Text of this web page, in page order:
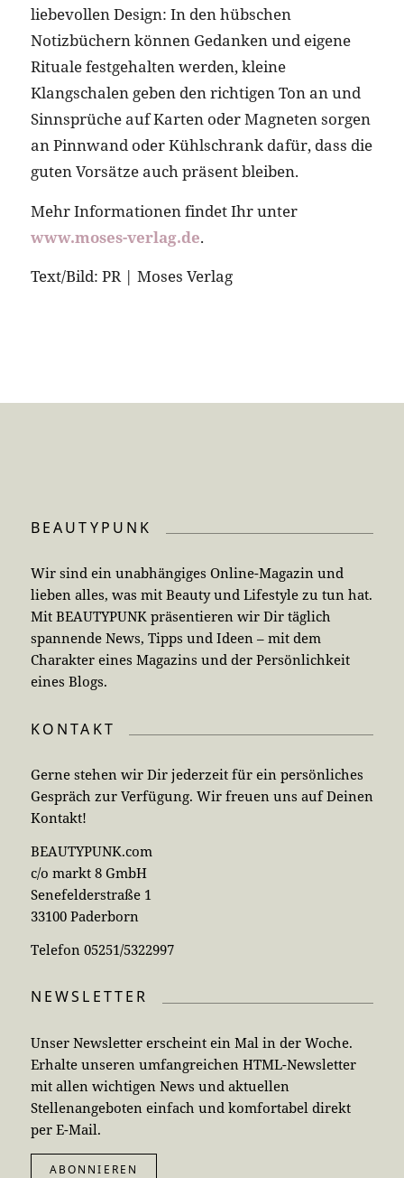
liebevollen Design: In den hübschen
Notizbüchern können Gedanken und eigene
Rituale festgehalten werden, kleine
Klangschalen geben den richtigen Ton an und
Sinnsprüche auf Karten oder Magneten sorgen
an Pinnwand oder Kühlschrank dafür, dass die
guten Vorsätze auch präsent bleiben.
Mehr Informationen findet Ihr unter
www.moses-verlag.de.
Text/Bild: PR | Moses Verlag
BEAUTYPUNK
Wir sind ein unabhängiges Online-Magazin und
lieben alles, was mit Beauty und Lifestyle zu tun hat.
Mit BEAUTYPUNK präsentieren wir Dir täglich
spannende News, Tipps und Ideen – mit dem
Charakter eines Magazins und der Persönlichkeit
eines Blogs.
KONTAKT
Gerne stehen wir Dir jederzeit für ein persönliches
Gespräch zur Verfügung. Wir freuen uns auf Deinen
Kontakt!
BEAUTYPUNK.com
c/o markt 8 GmbH
Senefelderstraße 1
33100 Paderborn
Telefon 05251/5322997
NEWSLETTER
Unser Newsletter erscheint ein Mal in der Woche.
Erhalte unseren umfangreichen HTML-Newsletter
mit allen wichtigen News und aktuellen
Stellenangeboten einfach und komfortabel direkt
per E-Mail.
ABONNIEREN